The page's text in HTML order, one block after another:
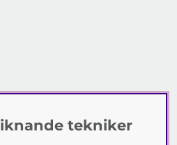
tekniker